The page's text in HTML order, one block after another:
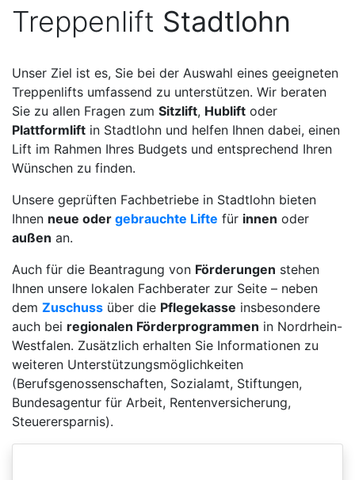
Treppenlift Stadtlohn
Unser Ziel ist es, Sie bei der Auswahl eines geeigneten
Treppenlifts umfassend zu unterstützen. Wir beraten
Sie zu allen Fragen zum Sitzlift, Hublift oder
Plattformlift in Stadtlohn und helfen Ihnen dabei, einen
Lift im Rahmen Ihres Budgets und entsprechend Ihren
Wünschen zu finden.
Unsere geprüften Fachbetriebe in Stadtlohn bieten
Ihnen neue oder gebrauchte Lifte für innen oder
außen an.
Auch für die Beantragung von Förderungen stehen
Ihnen unsere lokalen Fachberater zur Seite – neben
dem Zuschuss über die Pflegekasse insbesondere
auch bei regionalen Förderprogrammen in Nordrhein-
Westfalen. Zusätzlich erhalten Sie Informationen zu
weiteren Unterstützungsmöglichkeiten
(Berufsgenossenschaften, Sozialamt, Stiftungen,
Bundesagentur für Arbeit, Rentenversicherung,
Steuerersparnis).